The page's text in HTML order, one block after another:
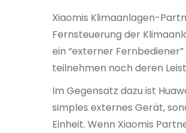
5
日
Xiaomis Klimaanlagen-
Fernsteuerung der
ein “externer
teilnehmen noch deren
Im Gegensatz dazu ist
simples externes Gerät,
Einheit. Wenn Xiaomis